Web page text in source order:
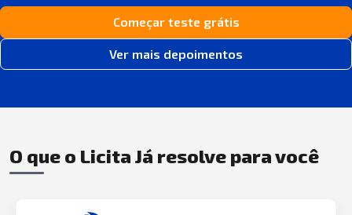
Começar teste grátis
Ver mais depoimentos
O que o Licita Já resolve para você